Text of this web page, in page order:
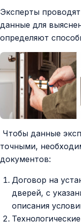
Эксперты
данные для
определяют
Чтобы данные
точными,
документов:
Договор на
дверей, с
описания